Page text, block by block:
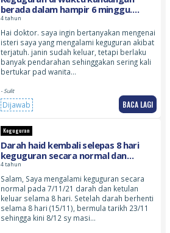
berada dalam hampir 6 minggu.
berlaku pendarahan yang banyak
sekali sehinggakan terdapat
beberapa ketul darah beku yang
keluar
4 tahun
Hai doktor. saya ingin bertanyakan mengenai
isteri saya yang mengalami keguguran akibat
terjatuh. janin sudah keluar, tetapi berlaku
banyak pendarahan sehinggakan sering kali
bertukar pad wanita…
- Sulit
Dijawab BACA LAGI
Keguguran
Darah haid kembali selepas 8 hari
keguguran secara normal dan
berlarutan lebih dari 15 hari! Adakah
masih dikira darah nifas atau ada
kebarangkalian yang lain?
4 tahun
Salam, Saya mengalami keguguran secara
normal pada 7/11/21 darah dan ketulan
keluar selama 8 hari. Setelah darah berhenti
selama 8 hari (15/11), bermula tarikh 23/11
sehingga kini 8/12 sy masi…